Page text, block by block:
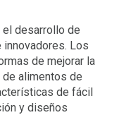
el desarrollo de
Los
de mejorar la
alimentos de
de fácil
y diseños